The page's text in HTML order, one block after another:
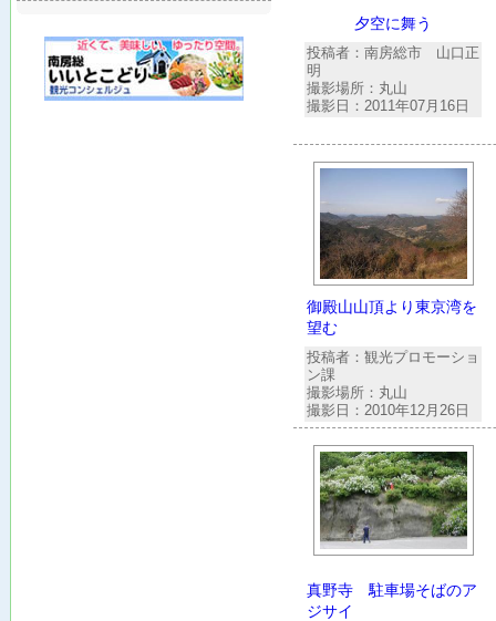
夕空に舞う
投稿者：南房総市 山口正
明
撮影場所：丸山
撮影日：2011年07月16日
御殿山山頂より東京湾を
望む
投稿者：観光プロモーショ
ン課
撮影場所：丸山
撮影日：2010年12月26日
真野寺 駐車場そばのア
ジサイ